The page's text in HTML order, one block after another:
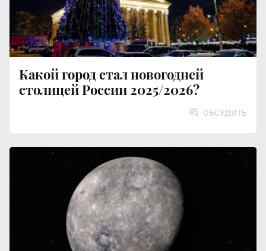
Какой город стал новогодней
столицей России 2025/2026?
ОБСУДИТЬ